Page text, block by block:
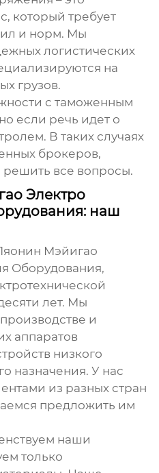
который требует
и норм. Мы
логистических
на
грузов.
с таможенным
если речь идет о
В таких случаях
брокеров,
все вопросы.
Электро
наш
Мэйигао
Оборудования,
лет. Мы
и
аппаратов
низкого
назначения. У нас
из разных стран
предложить им
наши
только